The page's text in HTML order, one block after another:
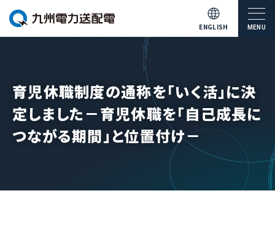
ENGLISH MENU
育児休職制度の通称を「いく活」に決
定しました－育児休職を「自己成長に
つながる期間」と位置付け－